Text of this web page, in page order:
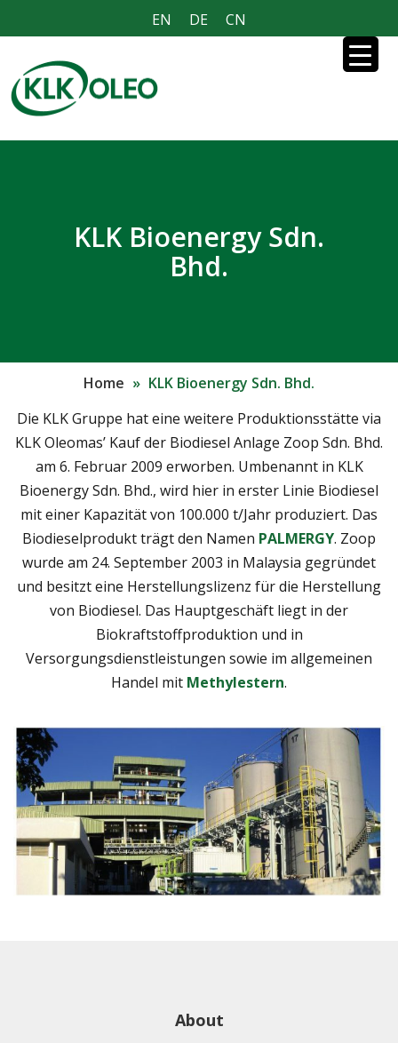
EN DE CN
KLK Bioenergy Sdn.
Bhd.
Home » KLK Bioenergy Sdn. Bhd.
Die KLK Gruppe hat eine weitere Produktionsstätte via
KLK Oleomas’ Kauf der Biodiesel Anlage Zoop Sdn. Bhd.
am 6. Februar 2009 erworben. Umbenannt in KLK
Bioenergy Sdn. Bhd., wird hier in erster Linie Biodiesel
mit einer Kapazität von 100.000 t/Jahr produziert. Das
Biodieselprodukt trägt den Namen PALMERGY. Zoop
wurde am 24. September 2003 in Malaysia gegründet
und besitzt eine Herstellungslizenz für die Herstellung
von Biodiesel. Das Hauptgeschäft liegt in der
Biokraftstoffproduktion und in
Versorgungsdienstleistungen sowie im allgemeinen
Handel mit Methylestern.
About